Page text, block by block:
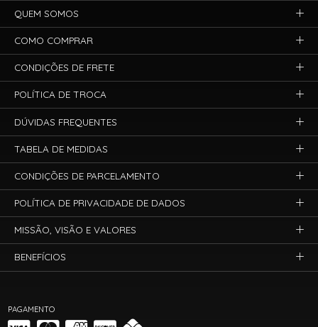
PAGAMENTO
QUEM SOMOS
COMO COMPRAR
CONDIÇÕES DE FRETE
POLÍTICA DE TROCA
DÚVIDAS FREQUENTES
TABELA DE MEDIDAS
CONDIÇÕES DE PARCELAMENTO
POLÍTICA DE PRIVACIDADE DE DADOS
MISSÃO, VISÃO E VALORES
BENEFÍCIOS